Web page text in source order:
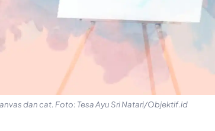
dan cat. Foto: Tesa Ayu Sri Natari/Objektif.id